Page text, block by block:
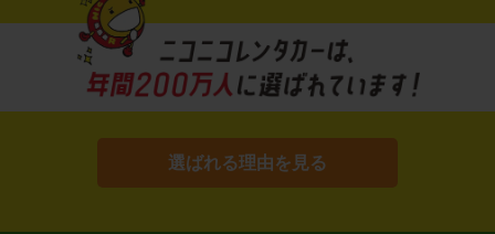
選ばれる理由を見る